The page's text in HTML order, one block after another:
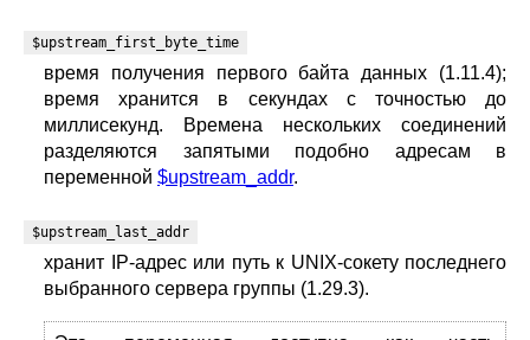
$upstream_first_byte_time
время получения первого байта данных (1.11.4);
время хранится в секундах с точностью до
миллисекунд. Времена нескольких соединений
разделяются запятыми подобно адресам в
переменной $upstream_addr.
$upstream_last_addr
хранит IP-адрес или путь к UNIX-сокету последнего
выбранного сервера группы (1.29.3).